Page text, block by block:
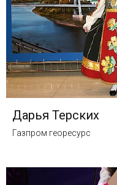
Дарья Терских
Газпром георесурс